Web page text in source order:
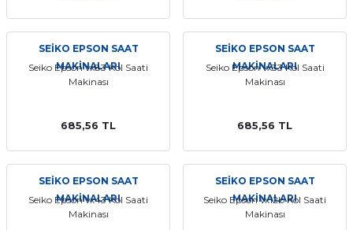
SEİKO EPSON SAAT
MAKİNALARI
Seiko Epson vx83 Kol Saati
Makinası
685,56 TL
SEİKO EPSON SAAT
MAKİNALARI
Seiko Epson vx33 Kol Saati
Makinası
685,56 TL
SEİKO EPSON SAAT
MAKİNALARI
Seiko Epson vx43 Kol Saati
Makinası
SEİKO EPSON SAAT
MAKİNALARI
Seiko Epson vx12b Kol Saati
Makinası